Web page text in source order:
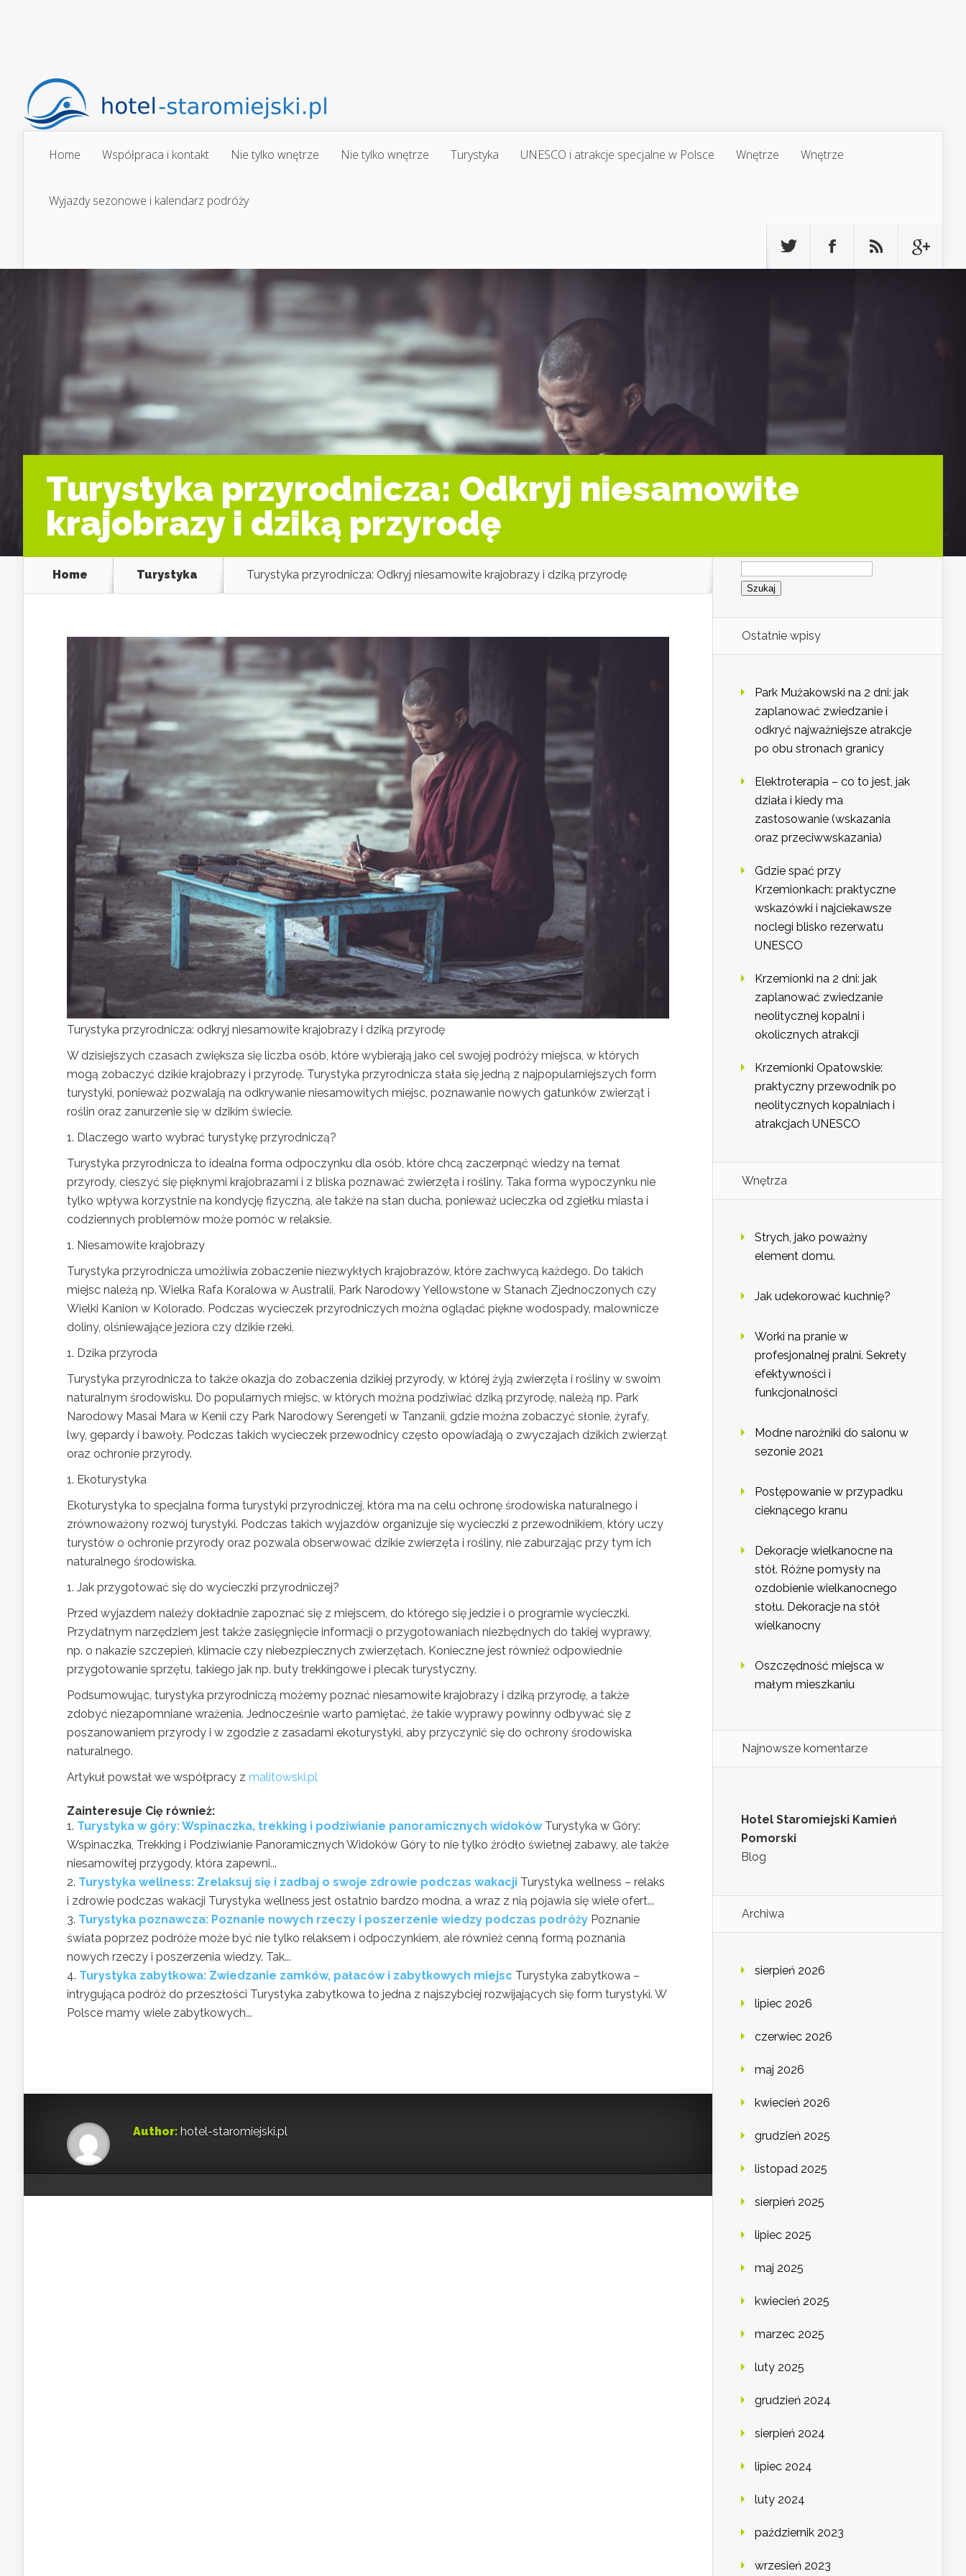
Home Współpraca i kontakt Nie tylko wnętrze Nie tylko wnętrze Turystyka UNESCO i atrakcje specjalne w Polsce Wnętrze Wnętrze
Wyjazdy sezonowe i kalendarz podróży
Turystyka przyrodnicza: Odkryj niesamowite
krajobrazy i dziką przyrodę
Home Turystyka Turystyka przyrodnicza: Odkryj niesamowite krajobrazy i dziką przyrodę
Turystyka przyrodnicza: odkryj niesamowite krajobrazy i dziką przyrodę
W dzisiejszych czasach zwiększa się liczba osób, które wybierają jako cel swojej podróży miejsca, w których
mogą zobaczyć dzikie krajobrazy i przyrodę. Turystyka przyrodnicza stała się jedną z najpopularniejszych form
turystyki, ponieważ pozwalają na odkrywanie niesamowitych miejsc, poznawanie nowych gatunków zwierząt i
roślin oraz zanurzenie się w dzikim świecie.
1. Dlaczego warto wybrać turystykę przyrodniczą?
Turystyka przyrodnicza to idealna forma odpoczynku dla osób, które chcą zaczerpnąć wiedzy na temat
przyrody, cieszyć się pięknymi krajobrazami i z bliska poznawać zwierzęta i rośliny. Taka forma wypoczynku nie
tylko wpływa korzystnie na kondycję fizyczną, ale także na stan ducha, ponieważ ucieczka od zgiełku miasta i
codziennych problemów może pomóc w relaksie.
1. Niesamowite krajobrazy
Turystyka przyrodnicza umożliwia zobaczenie niezwykłych krajobrazów, które zachwycą każdego. Do takich
miejsc należą np. Wielka Rafa Koralowa w Australii, Park Narodowy Yellowstone w Stanach Zjednoczonych czy
Wielki Kanion w Kolorado. Podczas wycieczek przyrodniczych można oglądać piękne wodospady, malownicze
doliny, olśniewające jeziora czy dzikie rzeki.
1. Dzika przyroda
Turystyka przyrodnicza to także okazja do zobaczenia dzikiej przyrody, w której żyją zwierzęta i rośliny w swoim
naturalnym środowisku. Do popularnych miejsc, w których można podziwiać dziką przyrodę, należą np. Park
Narodowy Masai Mara w Kenii czy Park Narodowy Serengeti w Tanzanii, gdzie można zobaczyć słonie, żyrafy,
lwy, gepardy i bawoły. Podczas takich wycieczek przewodnicy często opowiadają o zwyczajach dzikich zwierząt
oraz ochronie przyrody.
1. Ekoturystyka
Ekoturystyka to specjalna forma turystyki przyrodniczej, która ma na celu ochronę środowiska naturalnego i
zrównoważony rozwój turystyki. Podczas takich wyjazdów organizuje się wycieczki z przewodnikiem, który uczy
turystów o ochronie przyrody oraz pozwala obserwować dzikie zwierzęta i rośliny, nie zaburzając przy tym ich
naturalnego środowiska.
1. Jak przygotować się do wycieczki przyrodniczej?
Przed wyjazdem należy dokładnie zapoznać się z miejscem, do którego się jedzie i o programie wycieczki.
Przydatnym narzędziem jest także zasięgnięcie informacji o przygotowaniach niezbędnych do takiej wyprawy,
np. o nakazie szczepień, klimacie czy niebezpiecznych zwierzętach. Konieczne jest również odpowiednie
przygotowanie sprzętu, takiego jak np. buty trekkingowe i plecak turystyczny.
Podsumowując, turystyka przyrodniczą możemy poznać niesamowite krajobrazy i dziką przyrodę, a także
zdobyć niezapomniane wrażenia. Jednocześnie warto pamiętać, że takie wyprawy powinny odbywać się z
poszanowaniem przyrody i w zgodzie z zasadami ekoturystyki, aby przyczynić się do ochrony środowiska
naturalnego.
Artykuł powstał we współpracy z malitowski.pl
Zainteresuje Cię również:
Turystyka w góry: Wspinaczka, trekking i podziwianie panoramicznych widoków Turystyka w Góry:
Wspinaczka, Trekking i Podziwianie Panoramicznych Widoków Góry to nie tylko źródło świetnej zabawy, ale także
niesamowitej przygody, która zapewni...
Turystyka wellness: Zrelaksuj się i zadbaj o swoje zdrowie podczas wakacji Turystyka wellness – relaks
i zdrowie podczas wakacji Turystyka wellness jest ostatnio bardzo modna, a wraz z nią pojawia się wiele ofert...
Turystyka poznawcza: Poznanie nowych rzeczy i poszerzenie wiedzy podczas podróży Poznanie
świata poprzez podróże może być nie tylko relaksem i odpoczynkiem, ale również cenną formą poznania
nowych rzeczy i poszerzenia wiedzy. Tak...
Turystyka zabytkowa: Zwiedzanie zamków, pałaców i zabytkowych miejsc Turystyka zabytkowa –
intrygująca podróż do przeszłości Turystyka zabytkowa to jedna z najszybciej rozwijających się form turystyki. W
Polsce mamy wiele zabytkowych...
Author: hotel-staromiejski.pl
Szukaj:
Ostatnie wpisy
Park Mużakowski na 2 dni: jak
zaplanować zwiedzanie i
odkryć najważniejsze atrakcje
po obu stronach granicy
Elektroterapia – co to jest, jak
działa i kiedy ma
zastosowanie (wskazania
oraz przeciwwskazania)
Gdzie spać przy
Krzemionkach: praktyczne
wskazówki i najciekawsze
noclegi blisko rezerwatu
UNESCO
Krzemionki na 2 dni: jak
zaplanować zwiedzanie
neolitycznej kopalni i
okolicznych atrakcji
Krzemionki Opatowskie:
praktyczny przewodnik po
neolitycznych kopalniach i
atrakcjach UNESCO
Wnętrza
Strych, jako poważny
element domu.
Jak udekorować kuchnię?
Worki na pranie w
profesjonalnej pralni. Sekrety
efektywności i
funkcjonalności
Modne narożniki do salonu w
sezonie 2021
Postępowanie w przypadku
cieknącego kranu
Dekoracje wielkanocne na
stół. Różne pomysły na
ozdobienie wielkanocnego
stołu. Dekoracje na stół
wielkanocny
Oszczędność miejsca w
małym mieszkaniu
Najnowsze komentarze
Hotel Staromiejski Kamień
Pomorski
Blog
Archiwa
sierpień 2026
lipiec 2026
czerwiec 2026
maj 2026
kwiecień 2026
grudzień 2025
listopad 2025
sierpień 2025
lipiec 2025
maj 2025
kwiecień 2025
marzec 2025
luty 2025
grudzień 2024
sierpień 2024
lipiec 2024
luty 2024
październik 2023
wrzesień 2023